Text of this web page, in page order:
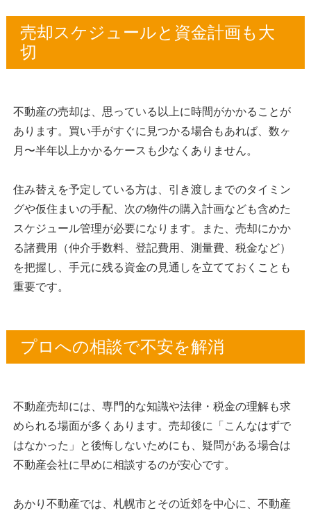
売却スケジュールと資金計画も大
切
不動産の売却は、思っている以上に時間がかかることが
あります。買い手がすぐに見つかる場合もあれば、数ヶ
月〜半年以上かかるケースも少なくありません。
住み替えを予定している方は、引き渡しまでのタイミン
グや仮住まいの手配、次の物件の購入計画なども含めた
スケジュール管理が必要になります。また、売却にかか
る諸費用（仲介手数料、登記費用、測量費、税金など）
を把握し、手元に残る資金の見通しを立てておくことも
重要です。
プロへの相談で不安を解消
不動産売却には、専門的な知識や法律・税金の理解も求
められる場面が多くあります。売却後に「こんなはずで
はなかった」と後悔しないためにも、疑問がある場合は
不動産会社に早めに相談するのが安心です。
あかり不動産では、札幌市とその近郊を中心に、不動産